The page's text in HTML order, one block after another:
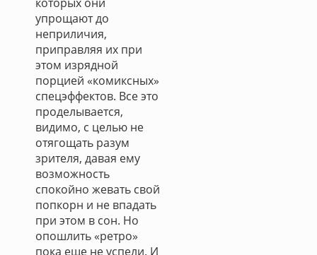
упрощают до
неприличия,
приправляя их при
этом изрядной
порцией «комиксных»
спецэффектов. Все это
проделывается,
видимо, с целью не
отягощать разум
зрителя, давая ему
возможность
спокойно жевать свой
попкорн и не впадать
при этом в сон. Но
опошлить «ретро»
пока еще не успели. И